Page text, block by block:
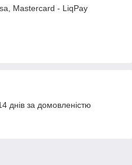
Mastercard - LiqPay
днів за домовленістю